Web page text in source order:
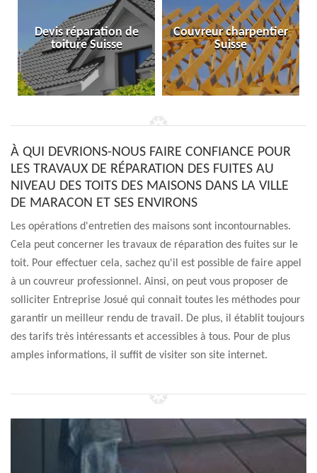
Devis réparation de
toiture Suisse
Couvreur charpentier
Suisse
À QUI DEVRIONS-NOUS FAIRE CONFIANCE POUR
LES TRAVAUX DE RÉPARATION DES FUITES AU
NIVEAU DES TOITS DES MAISONS DANS LA VILLE
DE MARACON ET SES ENVIRONS
Les opérations d'entretien des maisons sont incontournables.
Cela peut concerner les travaux de réparation des fuites sur le
toit. Pour effectuer cela, sachez qu'il est possible de faire appel
à un couvreur professionnel. Ainsi, on peut vous proposer de
solliciter Entreprise Josué qui connait toutes les méthodes pour
garantir un meilleur rendu de travail. De plus, il établit toujours
des tarifs très intéressants et accessibles à tous. Pour de plus
amples informations, il suffit de visiter son site internet.